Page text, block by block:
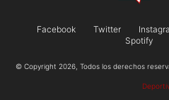
Facebook Twitter
Spotify
© Copyright 2026, Todos los derechos